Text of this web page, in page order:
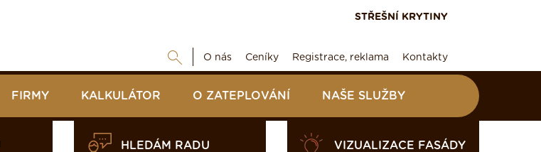
STŘEŠNÍ KRYTINY
O nás Ceníky Registrace, reklama Kontakty
FIRMY KALKULÁTOR O ZATEPLOVÁNÍ NAŠE SLUŽBY
HLEDÁM RADU VIZUALIZACE FASÁDY